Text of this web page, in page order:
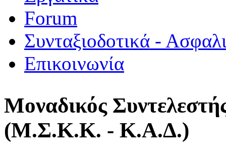
Forum
Συνταξιοδοτικά -
Επικοινωνία
Μοναδικός
(Μ.Σ.Κ.Κ. - Κ.Α.Δ.)